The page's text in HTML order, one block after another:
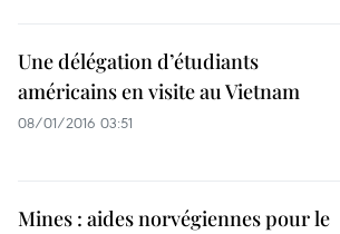
Une délégation d’étudiants
américains en visite au Vietnam
08/01/2016 03:51
Mines : aides norvégiennes pour le